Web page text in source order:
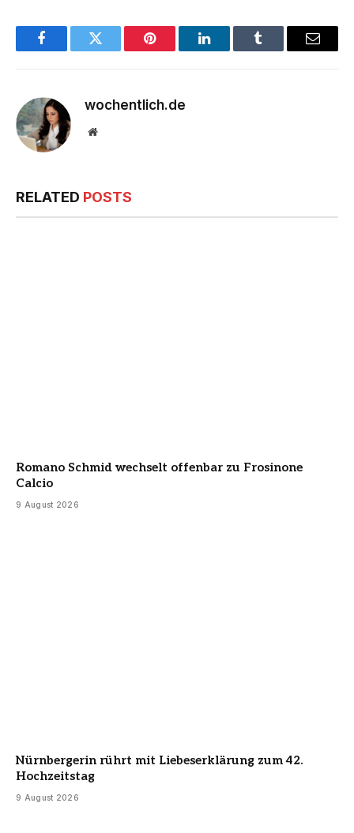
FacebookTwitter Pinterest LinkedInTumblr Email
wochentlich.de
Website
RELATED POSTS
Romano Schmid wechselt offenbar zu Frosinone
Calcio
9 August 2026
Nürnbergerin rührt mit Liebeserklärung zum 42.
Hochzeitstag
9 August 2026